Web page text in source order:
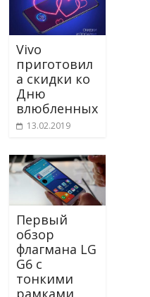
Vivo
приготовил
а скидки ко
Дню
влюбленных
13.02.2019
Первый
обзор
флагмана LG
G6 с
тонкими
рамками